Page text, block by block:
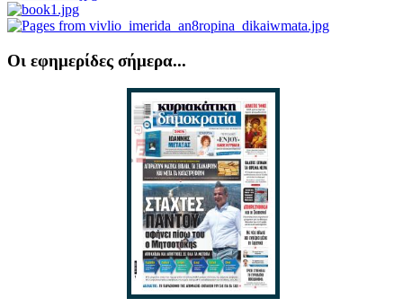
Οι εφημερίδες σήμερα...